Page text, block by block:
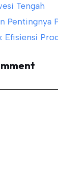
Tengah
Pentingnya
Efisiensi